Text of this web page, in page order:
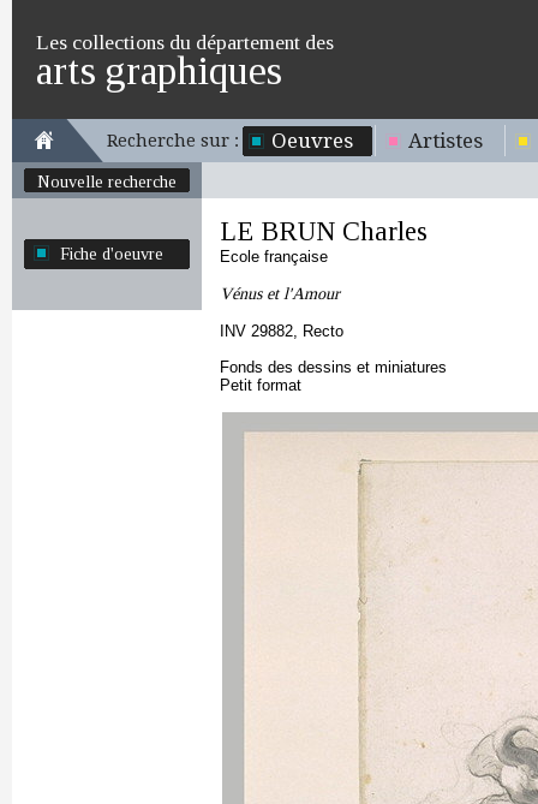
Les collections du département des
arts graphiques
Recherche sur : Oeuvres Artistes
Nouvelle recherche
Fiche d'oeuvre
LE BRUN Charles
Ecole française
Vénus et l'Amour
INV 29882, Recto
Fonds des dessins et miniatures
Petit format